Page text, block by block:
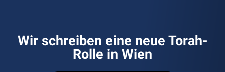
Wir schreiben eine neue Torah-
Rolle in Wien